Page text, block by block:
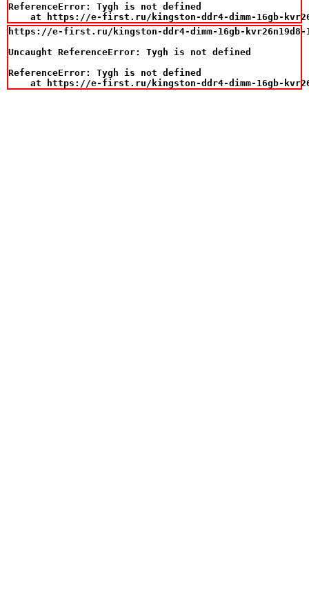
ReferenceError: Tygh is not defined
at https://e-first.ru/kingston-ddr4-dimm-16gb-
https://e-first.ru/kingston-ddr4-dimm-16gb-kvr26n19d8-
Uncaught ReferenceError: Tygh is not defined
ReferenceError: Tygh is not defined
at https://e-first.ru/kingston-ddr4-dimm-16gb-